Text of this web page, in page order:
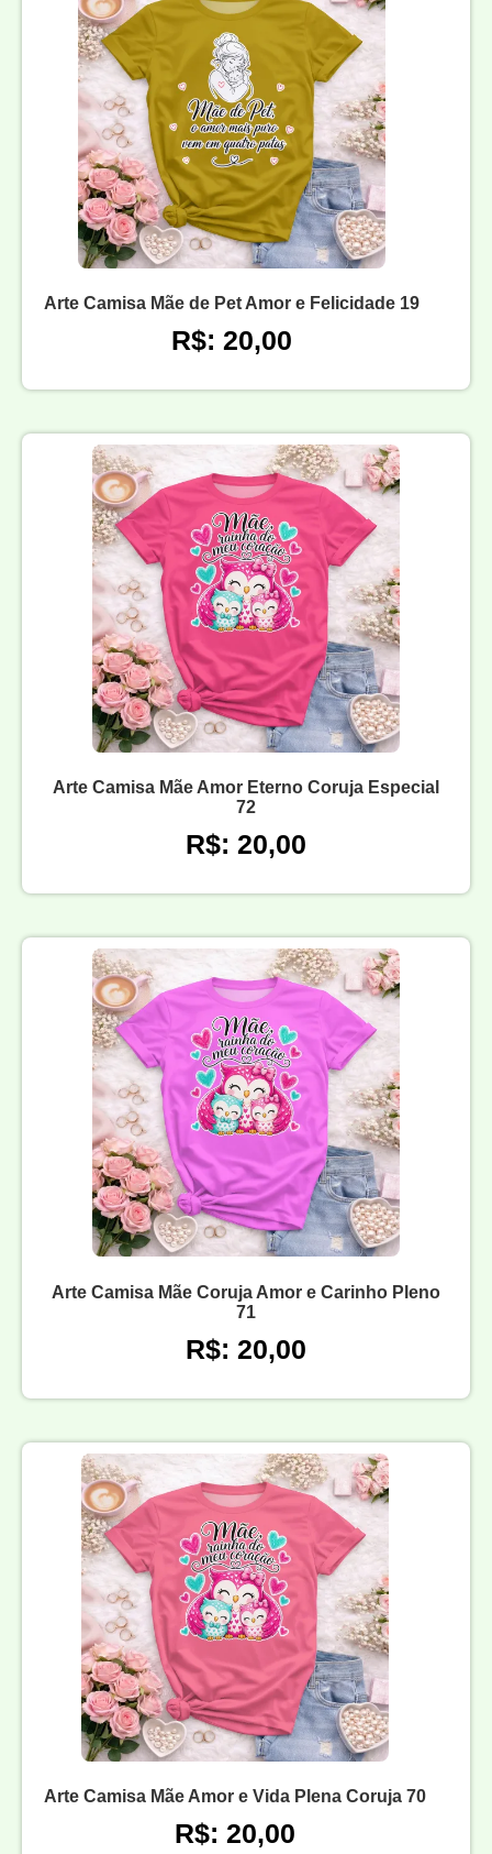
Arte Camisa Mãe de Pet Amor e Felicidade 19
R$: 20,00
Arte Camisa Mãe Amor Eterno Coruja Especial
72
R$: 20,00
Arte Camisa Mãe Coruja Amor e Carinho Pleno
71
R$: 20,00
Arte Camisa Mãe Amor e Vida Plena Coruja 70
R$: 20,00